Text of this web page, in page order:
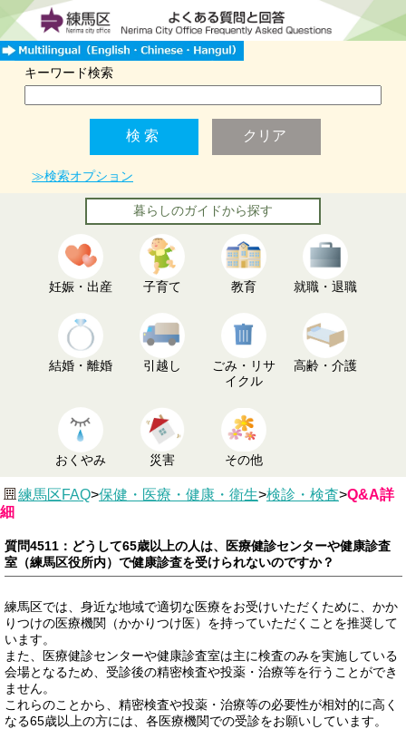
キーワード検索
≫検索オプション
暮らしのガイドから探す
妊娠・出産 子育て 教育 就職・退職
結婚・離婚 引越し
ごみ・リサ
イクル
高齢・介護
おくやみ 災害 その他
練馬区FAQ>保健・医療・健康・衛生>検診・検査>Q&A詳
細
質問4511：どうして65歳以上の人は、医療健診センターや健康診査
室（練馬区役所内）で健康診査を受けられないのですか？
練馬区では、身近な地域で適切な医療をお受けいただくために、かか
りつけの医療機関（かかりつけ医）を持っていただくことを推奨して
います。
また、医療健診センターや健康診査室は主に検査のみを実施している
会場となるため、受診後の精密検査や投薬・治療等を行うことができ
ません。
これらのことから、精密検査や投薬・治療等の必要性が相対的に高く
なる65歳以上の方には、各医療機関での受診をお願いしています。